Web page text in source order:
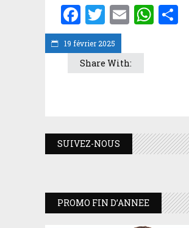
19 février 2025
Facebook
Twitter
Email
Share With:
SUIVEZ-NOUS
PROMO FIN D’ANNEE